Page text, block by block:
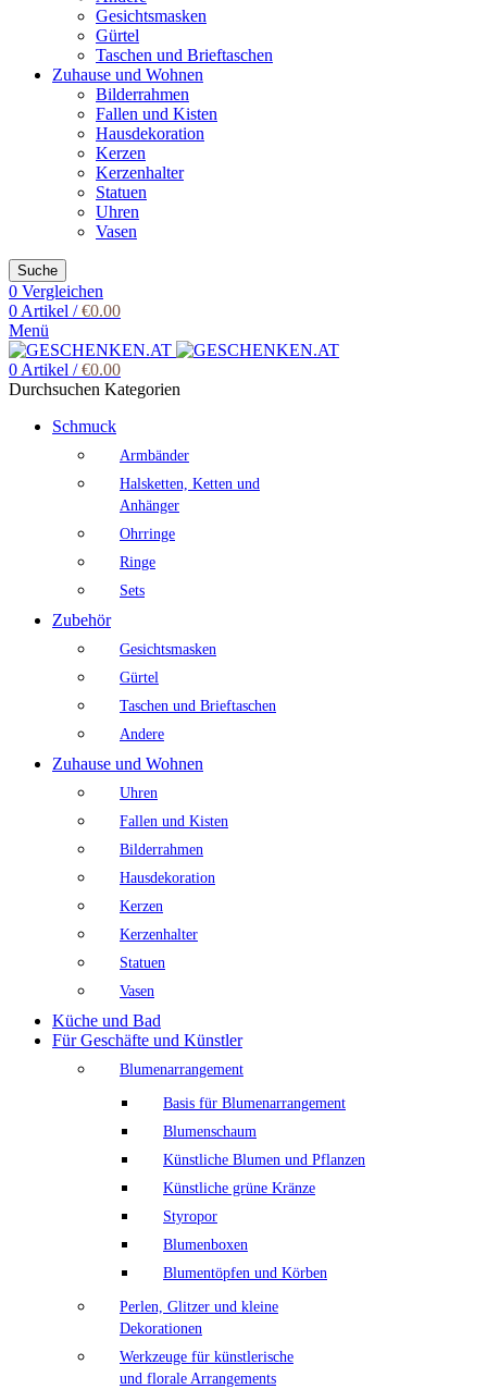
Gesichtsmasken
Gürtel
Taschen und Brieftaschen
Zuhause und Wohnen
Bilderrahmen
Fallen und Kisten
Hausdekoration
Kerzen
Kerzenhalter
Statuen
Uhren
Vasen
Suche
0 Vergleichen
0Artikel / €0.00
Menü
0Artikel / €0.00
Durchsuchen Kategorien
Schmuck
Armbänder
Halsketten, Ketten und
Anhänger
Ohrringe
Ringe
Sets
Zubehör
Gesichtsmasken
Gürtel
Taschen und Brieftaschen
Andere
Zuhause und Wohnen
Uhren
Fallen und Kisten
Bilderrahmen
Hausdekoration
Kerzen
Kerzenhalter
Statuen
Vasen
Küche und Bad
Für Geschäfte und Künstler
Blumenarrangement
Basis für Blumenarrangement
Blumenschaum
Künstliche Blumen und Pflanzen
Künstliche grüne Kränze
Styropor
Blumenboxen
Blumentöpfen und Körben
Perlen, Glitzer und kleine
Dekorationen
Werkzeuge für künstlerische
und florale Arrangements